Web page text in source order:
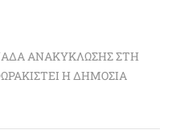
ΑΝΑΚΎΚΛΩΣΗΣ ΣΤΗ
Η ΔΗΜΌΣΙΑ